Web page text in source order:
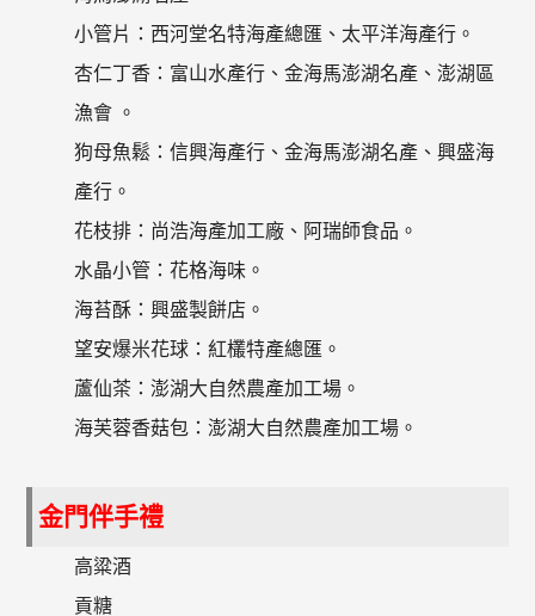
小管片：西河堂名特海產總匯、太平洋海產行。
杏仁丁香：富山水產行、金海馬澎湖名產、澎湖區
漁會 。
狗母魚鬆：信興海產行、金海馬澎湖名產、興盛海
產行。
花枝排：尚浩海產加工廠、阿瑞師食品。
水晶小管：花格海味。
海苔酥：興盛製餅店。
望安爆米花球：紅欉特產總匯。
蘆仙茶：澎湖大自然農產加工場。
海芙蓉香菇包：澎湖大自然農產加工場。
金門伴手禮
高粱酒
貢糖